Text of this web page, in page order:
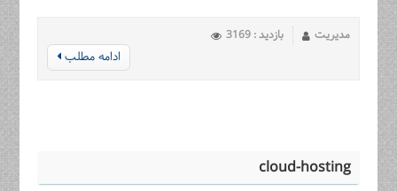
مدیریت بازدید : 3169
ادامه مطلب
cloud-hosting